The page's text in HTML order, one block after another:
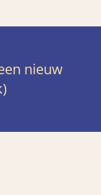
nieuw